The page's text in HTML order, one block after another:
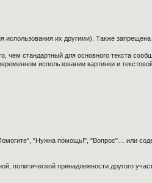
их другими). Также
чем стандартный для основного текста
использовании картинки и
"Нужна помощь!", "Вопрос"… или
политической принадлежности другого